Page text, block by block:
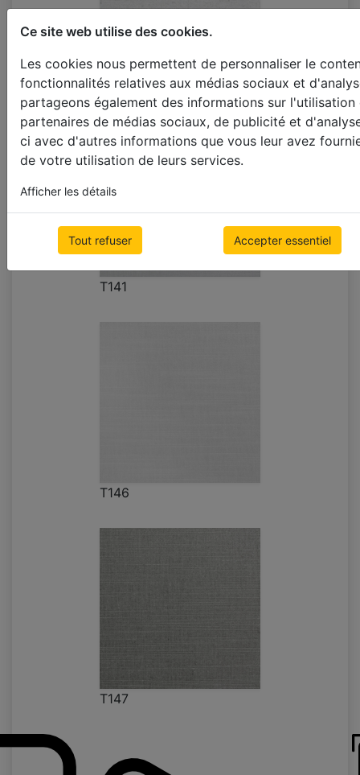
Ce site web utilise des cookies.
Les cookies nous permettent de personnaliser le
fonctionnalités relatives aux médias sociaux et
partageons également des informations sur
partenaires de médias sociaux, de publicité et
ci avec d'autres informations que vous leur avez
de votre utilisation de leurs services.
Afficher les détails
Tout refuser Accepter essentiel
T096
T141
T146
T147